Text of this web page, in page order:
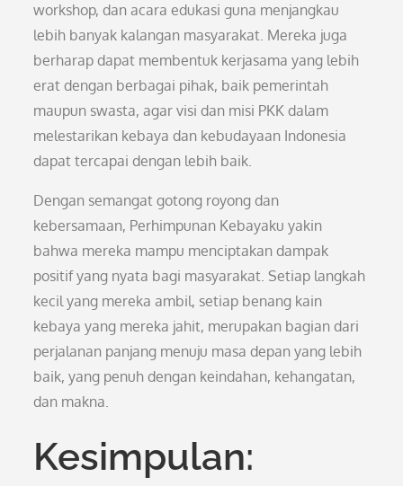
workshop, dan acara edukasi guna menjangkau
lebih banyak kalangan masyarakat. Mereka juga
berharap dapat membentuk kerjasama yang lebih
erat dengan berbagai pihak, baik pemerintah
maupun swasta, agar visi dan misi PKK dalam
melestarikan kebaya dan kebudayaan Indonesia
dapat tercapai dengan lebih baik.
Dengan semangat gotong royong dan
kebersamaan, Perhimpunan Kebayaku yakin
bahwa mereka mampu menciptakan dampak
positif yang nyata bagi masyarakat. Setiap langkah
kecil yang mereka ambil, setiap benang kain
kebaya yang mereka jahit, merupakan bagian dari
perjalanan panjang menuju masa depan yang lebih
baik, yang penuh dengan keindahan, kehangatan,
dan makna.
Kesimpulan: